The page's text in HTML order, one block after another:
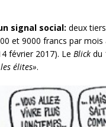
signal social: deux
et 9000 francs par mois
février 2017). Le Blick du
élites».